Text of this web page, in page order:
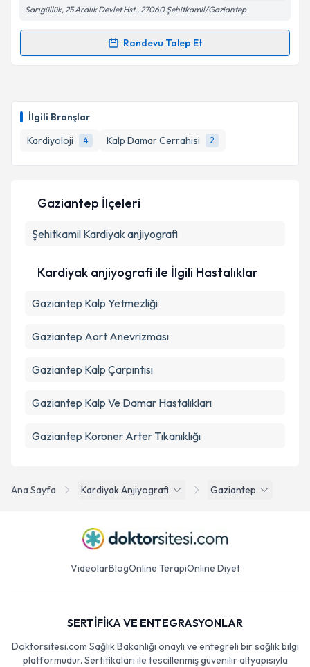
İlgili Branşlar
Kardiyoloji
4 Kalp Damar Cerrahisi 2
Kişisel verilerimin işlenmesine ilişkin
Metni'ni okudum ve kişisel verilerimin belirtilen
Sarıgüllük, 25 Aralık Devlet Hst., 27060 Şehitkamil/Gaziantep
Randevu Talep Et
Randevu Takvimi Talebi
takvim hazırlandığında e-posta ile bilgilendireceğiz.
E-posta Adresiniz
Metni'ni okudum ve kişisel verilerimin belirtilen
Ana Sayfa Kardiyak Anjiyografi Gaziantep
Gaziantep İlçeleri
Şehitkamil Kardiyak anjiyografi
Kardiyak anjiyografi ile İlgili Hastalıklar
Gaziantep Kalp Yetmezliği
Gaziantep Aort Anevrizması
Gaziantep Kalp Çarpıntısı
Gaziantep Kalp Ve Damar Hastalıkları
Gaziantep Koroner Arter Tıkanıklığı
VideolarBlogOnline TerapiOnline Diyet
SERTİFİKA VE ENTEGRASYONLAR
Doktorsitesi.com Sağlık Bakanlığı onaylı ve entegreli bir sağlık bilgi
platformudur. Sertifikaları ile tescillenmiş güvenilir altyapısıyla